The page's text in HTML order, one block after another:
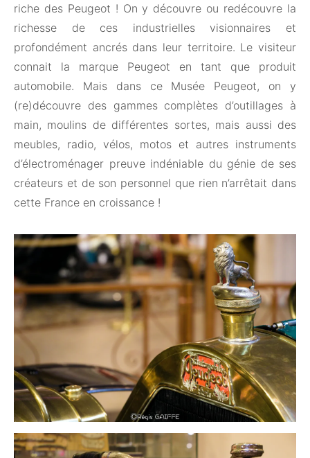
riche des Peugeot ! On y découvre ou redécouvre la
richesse de ces industrielles visionnaires et
profondément ancrés dans leur territoire. Le visiteur
connait la marque Peugeot en tant que produit
automobile. Mais dans ce Musée Peugeot, on y
(re)découvre des gammes complètes d’outillages à
main, moulins de différentes sortes, mais aussi des
meubles, radio, vélos, motos et autres instruments
d’électroménager preuve indéniable du génie de ses
créateurs et de son personnel que rien n’arrêtait dans
cette France en croissance !